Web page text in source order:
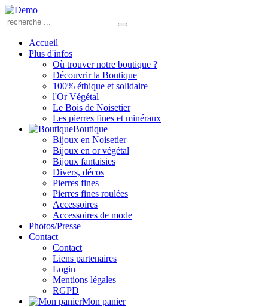
Accueil
Plus d'infos
Où trouver notre boutique ?
Découvrir la Boutique
100% éthique et solidaire
l'Or Végétal
Le Bois de Noisetier
Les pierres fines et minéraux
Boutique
Bijoux en Noisetier
Bijoux en or végétal
Bijoux fantaisies
Divers, décos
Pierres fines
Pierres fines roulées
Accessoires
Accessoires de mode
Photos/Presse
Contact
Contact
Liens partenaires
Login
Mentions légales
RGPD
Mon panier